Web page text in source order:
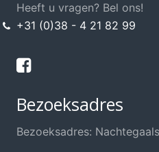
Heeft u vragen? Bel ons!
+31 (0)38 - 4 21 82 99
Bezoeksadres
Bezoeksadres: